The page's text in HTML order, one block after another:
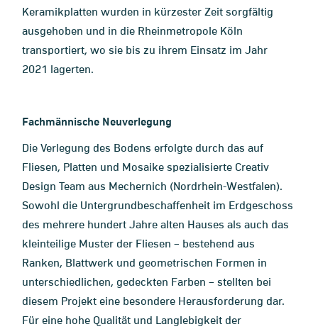
Keramikplatten wurden in kürzester Zeit sorgfältig
ausgehoben und in die Rheinmetropole Köln
transportiert, wo sie bis zu ihrem Einsatz im Jahr
2021 lagerten.
Fachmännische Neuverlegung
Die Verlegung des Bodens erfolgte durch das auf
Fliesen, Platten und Mosaike spezialisierte Creativ
Design Team aus Mechernich (Nordrhein-Westfalen).
Sowohl die Untergrundbeschaffenheit im Erdgeschoss
des mehrere hundert Jahre alten Hauses als auch das
kleinteilige Muster der Fliesen – bestehend aus
Ranken, Blattwerk und geometrischen Formen in
unterschiedlichen, gedeckten Farben – stellten bei
diesem Projekt eine besondere Herausforderung dar.
Für eine hohe Qualität und Langlebigkeit der